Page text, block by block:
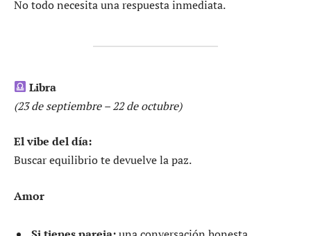
No todo necesita una respuesta inmediata.
Libra
(23 de septiembre – 22 de octubre)
El vibe del día:
Buscar equilibrio te devuelve la paz.
Amor